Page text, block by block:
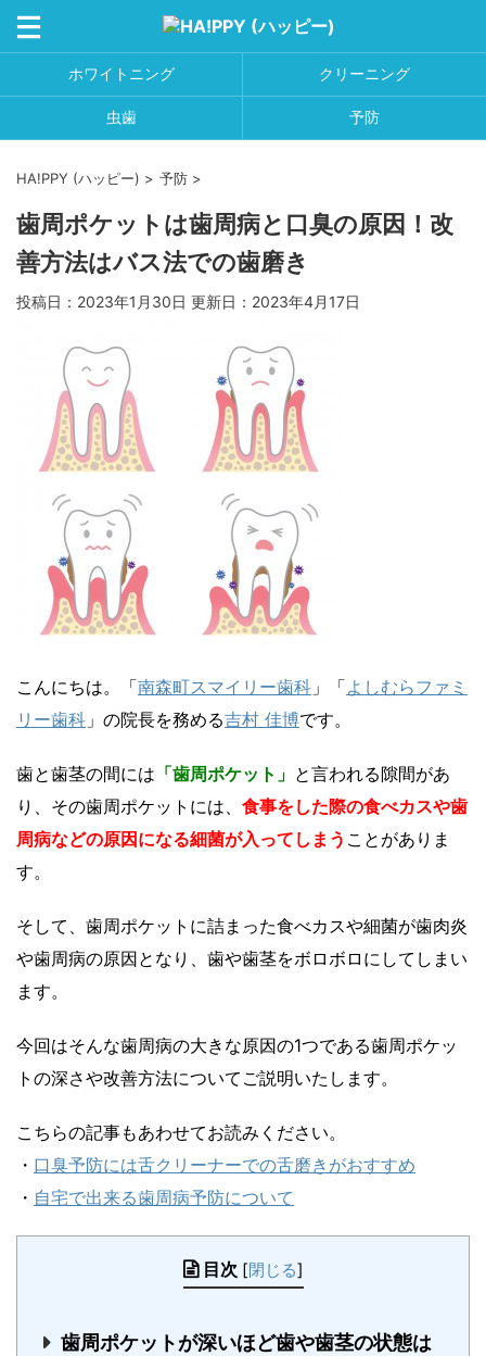
ホワイトニング クリーニング
虫歯 予防
HA!PPY (ハッピー) > 予防 >
歯周ポケットは歯周病と口臭の原因！改
善方法はバス法での歯磨き
投稿日：2023年1月30日 更新日： 2023年4月17日
こんにちは。「南森町スマイリー歯科 」「よしむらファミ
リー歯科 」の院長を務める吉村 佳博です。
歯と歯茎の間には 「歯周ポケット」 と言われる隙間があ
り、その歯周ポケットには、 食事をした際の食べカスや歯
周病などの原因になる細菌が入ってしまう ことがありま
す。
そして、歯周ポケットに詰まった食べカスや細菌が歯肉炎
や歯周病の原因となり、歯や歯茎をボロボロにしてしまい
ます。
今回はそんな歯周病の大きな原因の1つである歯周ポケッ
トの深さや改善方法についてご説明いたします。
こちらの記事もあわせてお読みください。
・ 口臭予防には舌クリーナーでの舌磨きがおすすめ
・ 自宅で出来る歯周病予防について
目次 [閉じる]
歯周ポケットが深いほど歯や歯茎の状態は